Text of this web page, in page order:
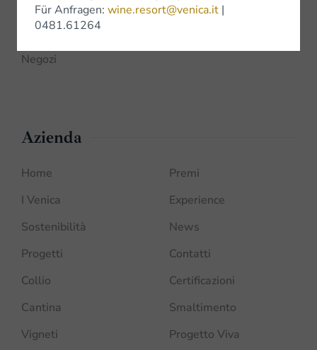
Shop Online
Bottega Venica
Negozi
Azienda
Home
I Venica
Sostenibilità
Progetti
Collio
Cantina
Vigneti
Premi
Experience
News
Contatti
Certificazioni
Smaltimento
Progetto Viva
Für Anfragen: wine.resort@venica.it |
0481.61264